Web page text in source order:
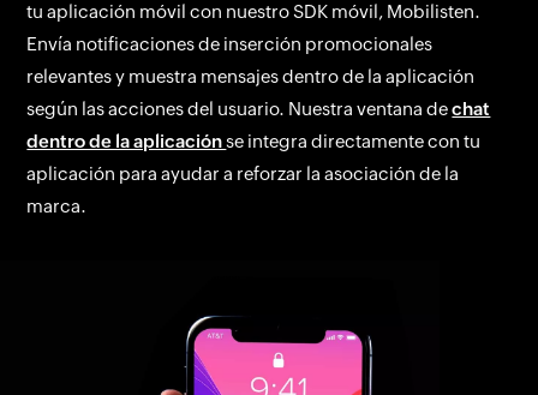
tu aplicación móvil con nuestro SDK móvil, Mobilisten.
Envía notificaciones de inserción promocionales
relevantes y muestra mensajes dentro de la aplicación
según las acciones del usuario. Nuestra ventana dechat
dentro de la aplicaciónse integra directamente con tu
aplicación para ayudar a reforzar la asociación de la
marca.